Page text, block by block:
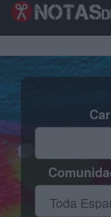
Pasar